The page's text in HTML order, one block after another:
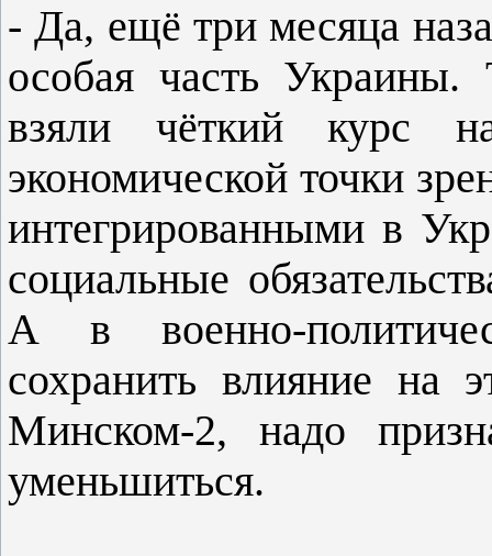
- Да, ещё три месяца
особая часть Украины.
взяли чёткий курс
экономической точки
интегрированными в
социальные
А в военно-
сохранить влияние на
Минском-2, надо
уменьшиться.